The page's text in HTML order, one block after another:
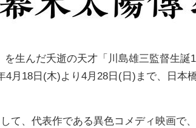
生んだ夭逝の天才「川島雄三監督生誕
月18日(木)より4月28日(日)まで、日本
て、代表作である異色コメディ映画で